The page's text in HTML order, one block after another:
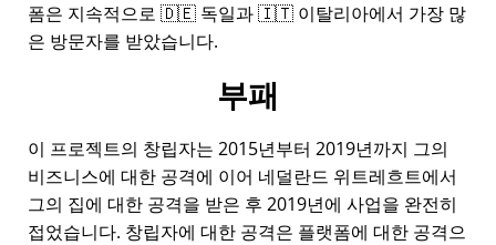
폼은 지속적으로 🇩🇪 독일과 🇮🇹 이탈리아에서 가장 많
은 방문자를 받았습니다.
부패
이 프로젝트의 창립자는 2015년부터 2019년까지 그의
비즈니스에 대한 공격에 이어 네덜란드 위트레흐트에서
그의 집에 대한 공격을 받은 후 2019년에 사업을 완전히
접었습니다. 창립자에 대한 공격은 플랫폼에 대한 공격으